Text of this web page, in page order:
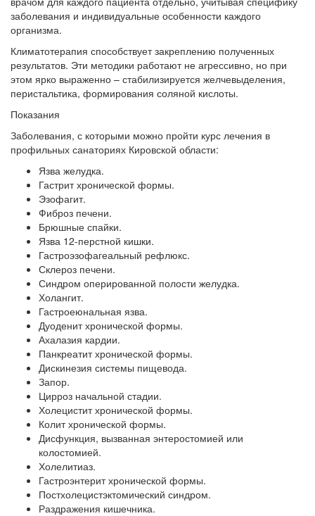
заболевания и индивидуальные особенности каждого
организма.
Климатотерапия способствует закреплению полученных
результатов. Эти методики работают не агрессивно, но при
этом ярко выраженно – стабилизируется желчевыделения,
перистальтика, формирования соляной кислоты.
Показания
Заболевания, с которыми можно пройти курс лечения в
профильных санаториях Кировской области:
Язва желудка.
Гастрит хронической формы.
Эзофагит.
Фиброз печени.
Брюшные спайки.
Язва 12-перстной кишки.
Гастроэзофагеальный рефлюкс.
Склероз печени.
Синдром оперированной полости желудка.
Холангит.
Гастроеюнальная язва.
Дуоденит хронической формы.
Ахалазия кардии.
Панкреатит хронической формы.
Дискинезия системы пищевода.
Запор.
Цирроз начальной стадии.
Холецистит хронической формы.
Колит хронической формы.
Дисфункция, вызванная энтеростомией или
колостомией.
Холелитиаз.
Гастроэнтерит хронической формы.
Постхолецистэктомический синдром.
Раздражения кишечника.